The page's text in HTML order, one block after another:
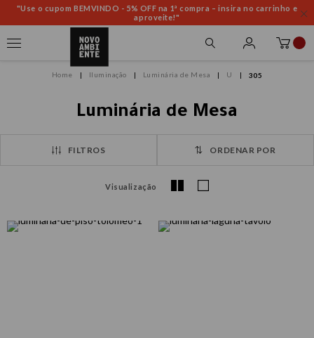
"Use o cupom BEMVINDO - 5% OFF na 1ª compra – insira no carrinho e
aproveite!"
Iluminação Luminária de Mesa U 305
Luminária de Mesa
FILTROS ORDENAR POR
Visualização